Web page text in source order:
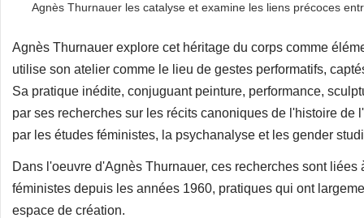
Agnès Thurnauer les catalyse et examine les liens précoces
Agnès Thurnauer explore cet héritage du corps comme
utilise son atelier comme le lieu de gestes performatifs,
Sa pratique inédite, conjuguant peinture, performance,
par ses recherches sur les récits canoniques de l'histoire
par les études féministes, la psychanalyse et les gender
Dans l'oeuvre d'Agnès Thurnauer, ces recherches sont
féministes depuis les années 1960, pratiques qui ont
espace de création.